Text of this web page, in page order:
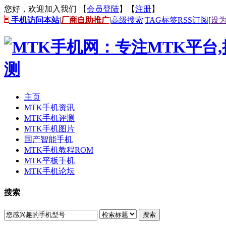
您好，欢迎加入我们 【会员登陆】【注册】
手机访问本站|厂商自助推广|高级搜索|TAG标签RSS订阅[设
主页
MTK手机资讯
MTK手机评测
MTK手机图片
国产智能手机
MTK手机教程ROM
MTK平板手机
MTK手机论坛
搜索
搜索